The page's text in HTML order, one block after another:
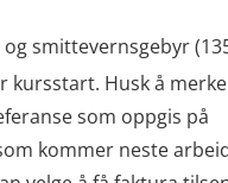
Bord
–
Bord
smittevernsgebyr
kursstart. Husk å
som oppgis på
kommer neste